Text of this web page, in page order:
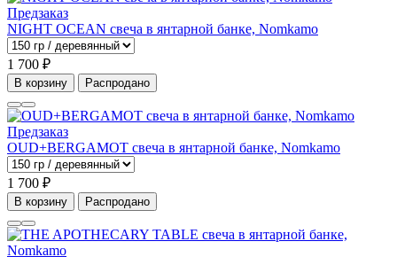
Предзаказ
NIGHT OCEAN свеча в янтарной банке, Nomkamo
1 700 ₽
В корзину Распродано
Предзаказ
OUD+BERGAMOT свеча в янтарной банке, Nomkamo
1 700 ₽
В корзину Распродано